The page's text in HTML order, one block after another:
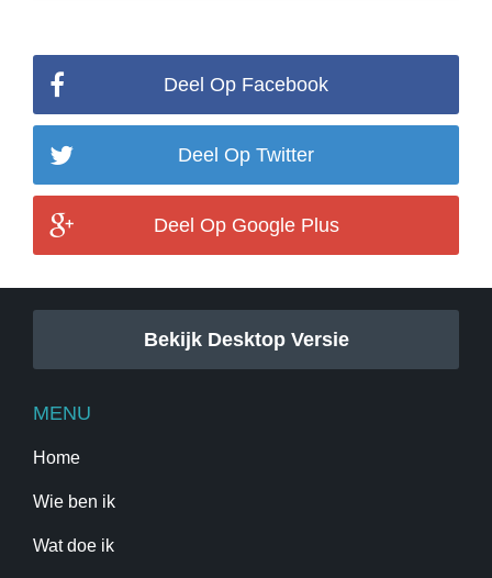
Deel Op Facebook
Deel Op Twitter
Deel Op Google Plus
Bekijk Desktop Versie
MENU
Home
Wie ben ik
Wat doe ik